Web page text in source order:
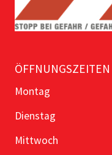
ÖFFNUNGSZEITEN
Montag
Dienstag
Mittwoch